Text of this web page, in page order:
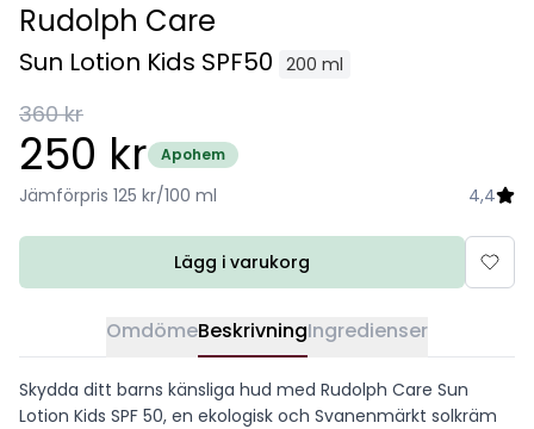
Rudolph Care
Sun Lotion Kids SPF50 200 ml
360 kr
250 kr Apohem
Jämförpris 125 kr/100 ml 4,4
Lägg i varukorg
OmdömeBeskrivningIngredienser
Skydda ditt barns känsliga hud med Rudolph Care Sun
Lotion Kids SPF 50, en ekologisk och Svanenmärkt solkräm